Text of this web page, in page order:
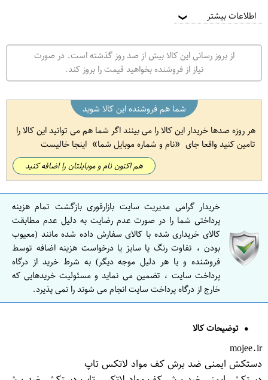
اطلاعات بیشتر ❯
از بروز رسانی این کالا بیش از صد روز گذشته است. در صورت
نیاز از فروشنده بخواهید قیمت را بروز کند.
شما هم فروشنده این کالا شوید
هر روزه صدها خریدار این کالا را می بینند اگر شما هم می توانید این کالا را
تامین کنید واقعا جای
نام و شماره موبایل شما اینجا خالیست
هم اکنون نام و موبایلتان را اضافه کنید
خریدار گرامی مدیریت سایت بازارفوری بازگشت تمام هزینه
پرداختی شما را در صورت عدم رضایت به دلیل عدم مطابقت
کالای خریداری شده با کالای سفارش داده شده مانند (معیوب
بودن ، تفاوت رنگ یا سایز یا درخواست هزینه اضافه توسط
فروشنده و یا هر دلیل موجه دیگر) به شرط خرید از درگاه
پرداخت سایت ، تضمین می نماید و مسئولیت خریدهایی که
خارج از درگاه پرداخت سایت انجام می شوند را نمی پذیرد.
توضیحات کالا
mojee.ir
دستکش ایمنی ضد برش کف مواد لاتکس تاپ